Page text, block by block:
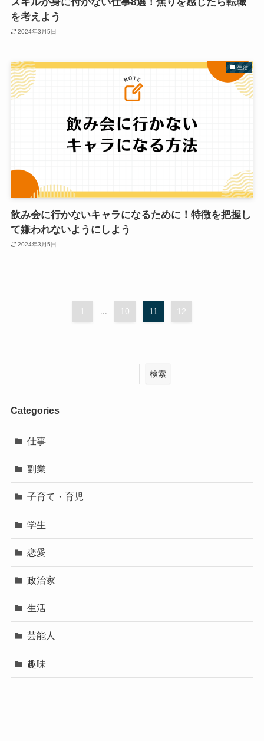
スキルが身に付かない仕事8選！焦りを感じたら転職
を考えよう
2024年3月5日
生活
飲み会に行かないキャラになるために！特徴を把握し
て嫌われないようにしよう
2024年3月5日
1 ... 10 11 12
検索
Categories
仕事
副業
子育て・育児
学生
恋愛
政治家
生活
芸能人
趣味